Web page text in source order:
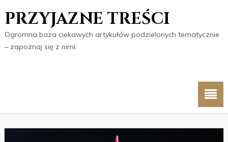
PRZYJAZNE TREŚCI
Ogromna baza ciekawych artykułów podzielonych tematycznie
– zapoznaj się z nimi.